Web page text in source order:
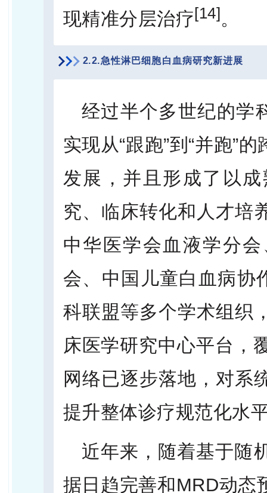
现精准分层治疗[14]。
2.2.急性淋巴细胞白血病研究新进展
经过半个多世纪的学
实现从“跟跑”到“并跑”
发展，并且形成了以
究、临床转化和人才培
中华医学会血液学分
会、中国儿童白血病协
科联盟等多个学术组织
床医学研究中心平台，
网络已逐步落地，对系
提升整体诊疗规范化水
近年来，随着基于随
据日趋完善和MRD动态